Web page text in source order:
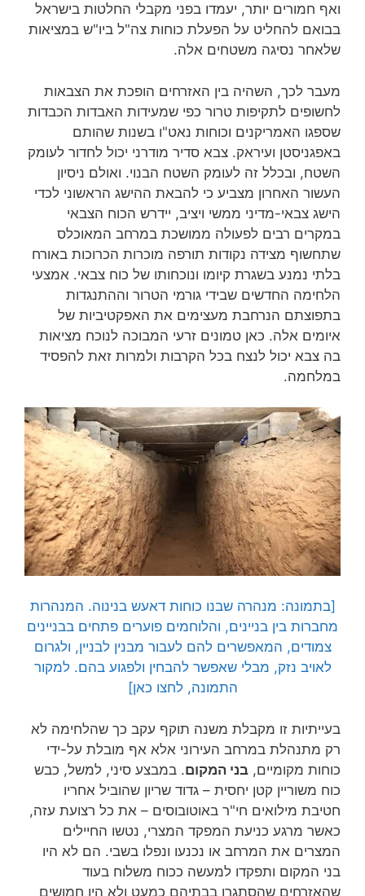
ואף חמורים יותר, יעמדו בפני מקבלי החלטות בישראל
בבואם להחליט על הפעלת כוחות צה"ל ביו"ש במציאות
שלאחר נסיגה משטחים אלה.
מעבר לכך, השהיה בין האזרחים הופכת את הצבאות
לחשופים לתקיפות טרור כפי שמעידות האבדות הכבדות
שספגו האמריקנים וכוחות נאט"ו בשנות שהותם
באפגניסטן ועיראק. צבא סדיר מודרני יכול לחדור לעומק
השטח, ובכלל זה לעומק השטח הבנוי. ואולם ניסיון
העשור האחרון מצביע כי להבאת ההישג הראשוני לכדי
הישג צבאי-מדיני ממשי ויציב, יידרש הכוח הצבאי
במקרים רבים לפעולה ממושכת במרחב המאוכלס
שתחשוף מצידה נקודות תורפה מוכרות הכרוכות באורח
בלתי נמנע בשגרת קיומו ונוכחותו של כוח צבאי. אמצעי
הלחימה החדשים שבידי גורמי הטרור וההתנגדות
בתפוצתם הנרחבת מעצימים את האפקטיביות של
איומים אלה. כאן טמונים זרעי המבוכה לנוכח מציאות
בה צבא יכול לנצח בכל הקרבות ולמרות זאת להפסיד
במלחמה.
[בתמונה: מנהרה שבנו כוחות דאעש בנינוה. המנהרות
מחברות בין בניינים, והלוחמים פוערים פתחים בבניינים
צמודים, המאפשרים להם לעבור מבנין לבניין, ולגרום
לאויב נזק, מבלי שאפשר להבחין ולפגוע בהם. למקור
התמונה, לחצו כאן]
בעייתיות זו מקבלת משנה תוקף עקב כך שהלחימה לא
רק מתנהלת במרחב העירוני אלא אף מובלת על-ידי
כוחות מקומיים, בני המקום. במבצע סיני, למשל, כבש
כוח משוריין קטן יחסית – גדוד שריון שהוביל אחריו
חטיבת מילואים חי"ר באוטובוסים – את כל רצועת עזה,
כאשר מרגע כניעת המפקד המצרי, נטשו החיילים
המצרים את המרחב או נכנעו ונפלו בשבי. הם לא היו
בני המקום ותפקדו למעשה ככוח משלוח בעוד
שהאזרחים שהסתגרו בבתיהם כמעט ולא היו חמושים